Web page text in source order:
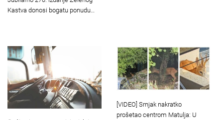
Kastva donosi bogatu ponudu…
[VIDEO] Srnjak nakratko
prošetao centrom Matulja: U